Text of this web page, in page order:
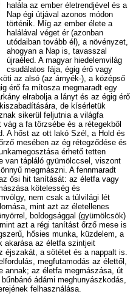
halála az ember életrendjével és a
Nap égi útjával azonos módon
történik. Míg az ember élete a
halálával véget ér (azonban
utódaiban tovább él), a növényzet,
ahogyan a Nap is, tavasszal
újraéled. A magyar hiedelemvilág
csudálatos fája, égig érő vagy
az alsó (az árnyék-), a középső
érő fa mítosza megmaradt egy
elrabolja a lányt és az égig érő
de kísérletük
sikerül feljutnia a világfa
a fa törzsébe és a rétegekből
A hőst az ott lakó Szél, a Hold és
mesében az ég rétegződése és
érhető tetten
van tápláló gyümölccsel, viszont
megmászni. A fennmaradt
ősi hit tanítását: az életfa vagy
kötelesség és
nem csak a túlvilági lét
mint azt az életellenes
boldogsággal (gyümölcsök)
azt a régi tanítást őrző mese is
hősies munka, küzdelem, a
akarása az életfa szintjeit
éjszakát, a sötétet és a nappalt is.
megfutamodás az élettől,
annak; az életfa megmászása, út
ádámi meghunyászkodás,
felhasználása.